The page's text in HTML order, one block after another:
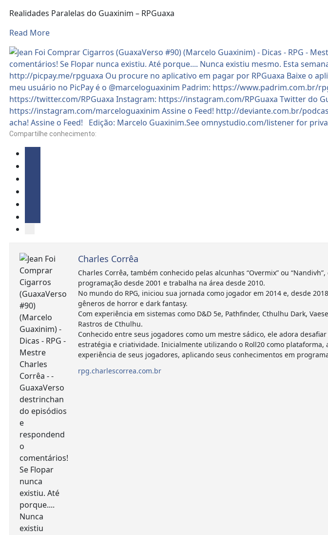
Realidades Paralelas do Guaxinim – RPGuaxa
Read More
Compartilhe conhecimento:
Charles Corrêa
Charles Corrêa, também conhecido pelas alcunhas “Overmix” ou
programação desde 2001 e trabalha na área desde 2010.
No mundo do RPG, iniciou sua jornada como jogador em 2014 e, desde
gêneros de horror e dark fantasy.
Com experiência em sistemas como D&D 5e, Pathfinder, Cthulhu Dark,
Rastros de Cthulhu.
Conhecido entre seus jogadores como um mestre sádico, ele adora
estratégia e criatividade. Inicialmente utilizando o Roll20 como
experiência de seus jogadores, aplicando seus conhecimentos em
rpg.charlescorrea.com.br